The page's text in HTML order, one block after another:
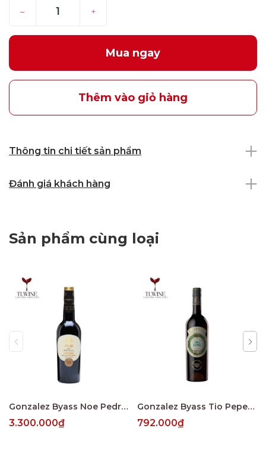
– +
Mua ngay
Thêm vào giỏ hàng
Thông tin chi tiết sản phẩm
Đánh giá khách hàng
Sản phẩm cùng loại
Gonzalez Byass Noe Pedro Ximenez Muy Viejo V.O.R.S
3.300.000₫
Gonzalez Byass Tio Pepe Fino En Rama 4 Years
792.000₫